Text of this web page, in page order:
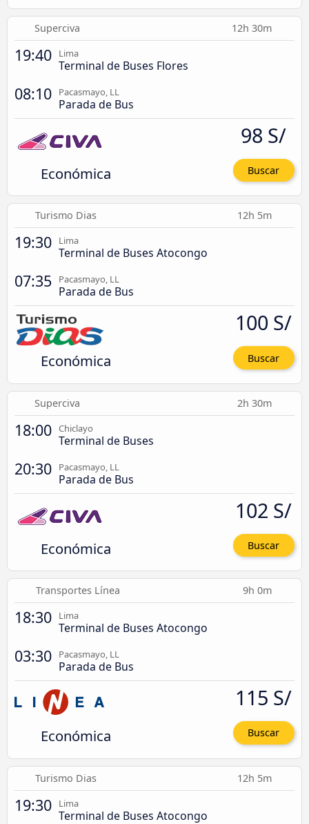
Superciva 12h 30m
19:40 Lima
Terminal de Buses Flores
08:10 Pacasmayo, LL
Parada de Bus
Económica
98 S/
Buscar
Turismo Dias 12h 5m
19:30 Lima
Terminal de Buses Atocongo
07:35 Pacasmayo, LL
Parada de Bus
Económica
100 S/
Buscar
Superciva 2h 30m
18:00 Chiclayo
Terminal de Buses
20:30 Pacasmayo, LL
Parada de Bus
Económica
102 S/
Buscar
Transportes Línea 9h 0m
18:30 Lima
Terminal de Buses Atocongo
03:30 Pacasmayo, LL
Parada de Bus
Económica
115 S/
Buscar
Turismo Dias 12h 5m
19:30 Lima
Terminal de Buses Atocongo